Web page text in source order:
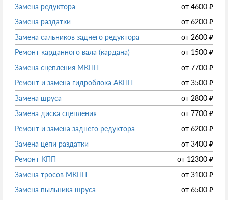
Замена редуктора
от 4600 ₽
Замена раздатки
от 6200 ₽
Замена сальников заднего редуктора
от 2600 ₽
Ремонт карданного вала (кардана)
от 1500 ₽
Замена сцепления МКПП
от 7700 ₽
Ремонт и замена гидроблока АКПП
от 3500 ₽
Замена шруса
от 2800 ₽
Замена диска сцепления
от 7700 ₽
Ремонт и замена заднего редуктора
от 6200 ₽
Замена цепи раздатки
от 3400 ₽
Ремонт КПП
от 12300 ₽
Замена тросов МКПП
от 3100 ₽
Замена пыльника шруса
от 6500 ₽